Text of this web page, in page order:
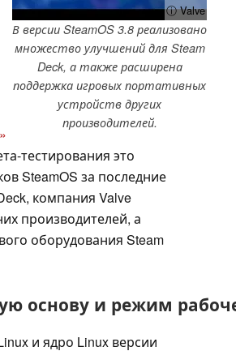
ⓘ Valve
В версии SteamOS 3.8 реализовано
множество улучшений для Steam
Deck, а также расширена
поддержка игровых портативных
устройств других
производителей.
»
тестирования это
SteamOS за последние
компания Valve
производителей, а
оборудования Steam
основу и режим
и ядро Linux версии